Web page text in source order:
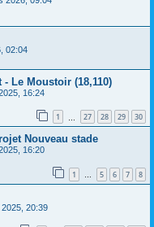
02:04
Le Moustoir (18,110)
16:24
1 27 28 29 30
Nouveau stade
16:20
1 … 5 6 7 8
2025, 20:39